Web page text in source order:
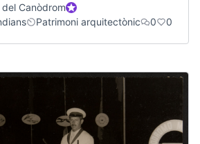
CanòdromOfficial participant
Patrimoni arquitectònic 0 0